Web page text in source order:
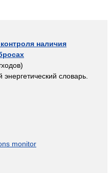
наличия
словарь.
monitor